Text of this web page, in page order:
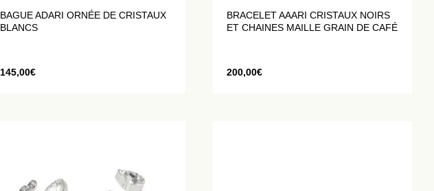
BAGUE ADARI ORNÉE DE CRISTAUX
BLANCS
145,00€
BRACELET AAARI CRISTAUX NOIRS
ET CHAINES MAILLE GRAIN DE CAFÉ
200,00€